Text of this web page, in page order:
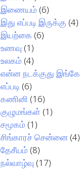
இணையம் (6)
இது எப்படி இருக்கு (4)
இயற்கை (6)
உணவு (1)
உலகம் (4)
என்ன நடக்குது இங்கே
எப்படி (6)
கணினி (16)
குழுமங்கள் (1)
சமூகம் (1)
சிங்காரச் சென்னை (4)
தேசீயம் (8)
நல்வாழ்வு (17)